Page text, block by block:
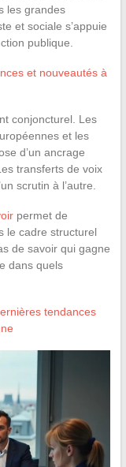
les grandes
et sociale s’appuie
publique.
et nouveautés à
conjoncturel. Les
et les
d’un ancrage
transferts de voix
scrutin à l’autre.
permet de
le cadre structurel
de savoir qui gagne
dans quels
tendances